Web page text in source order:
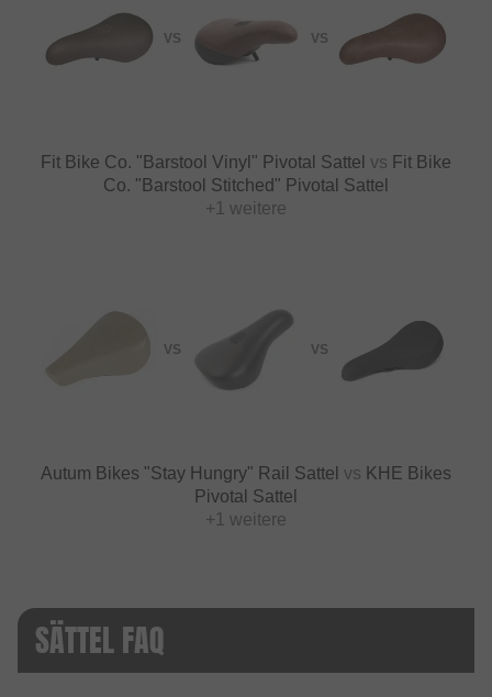
VS VS
Fit Bike Co. "Barstool Vinyl" Pivotal Sattel vs Fit Bike
Co. "Barstool Stitched" Pivotal Sattel
+1 weitere
VS VS
Autum Bikes "Stay Hungry" Rail Sattel vs KHE Bikes
Pivotal Sattel
+1 weitere
SÄTTEL FAQ